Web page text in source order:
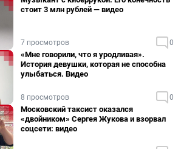
стоит 3 млн рублей — видео
7 просмотров 0
«Мне говорили, что я уродливая».
История девушки, которая не способна
улыбаться. Видео
8 просмотров 0
Московский таксист оказался
«двойником» Сергея Жукова и взорвал
соцсети: видео